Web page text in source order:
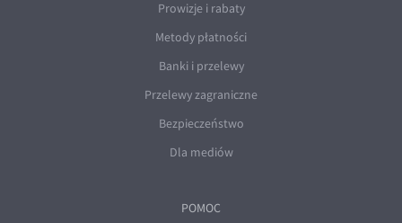
Prowizje i rabaty
Metody płatności
Banki i przelewy
Przelewy zagraniczne
Bezpieczeństwo
Dla mediów
POMOC